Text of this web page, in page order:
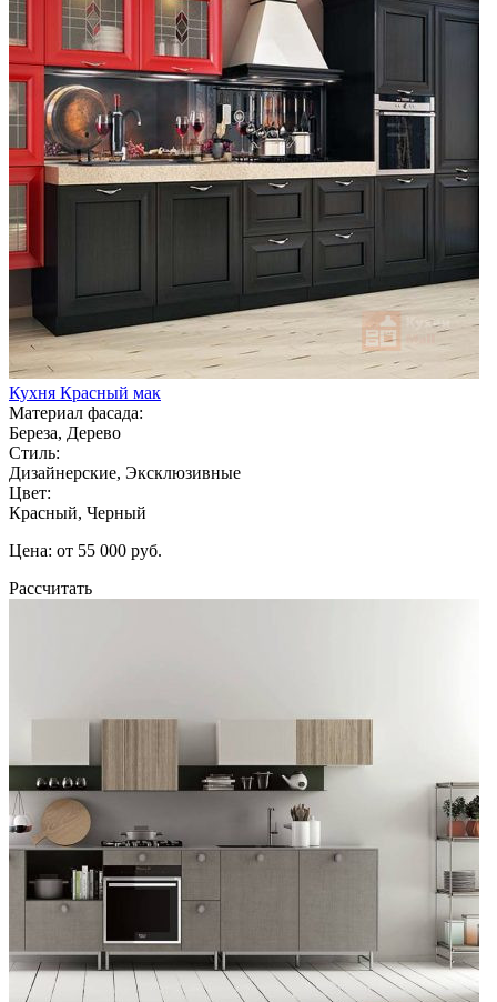
Кухня Красный мак
Материал фасада:
Береза, Дерево
Стиль:
Дизайнерские, Эксклюзивные
Цвет:
Красный, Черный
Цена: от 55 000 руб.
Рассчитать